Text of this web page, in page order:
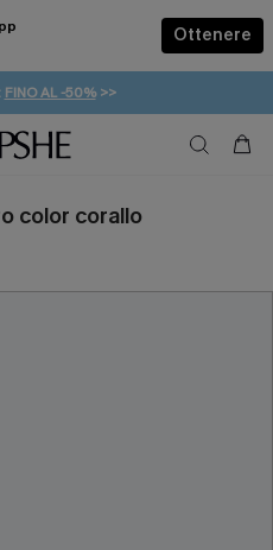
Ottenere
DA VACANZA | ACQUISTA
FINO AL -50%>>
DA 49€
20% DI SCONTO*
color corallo